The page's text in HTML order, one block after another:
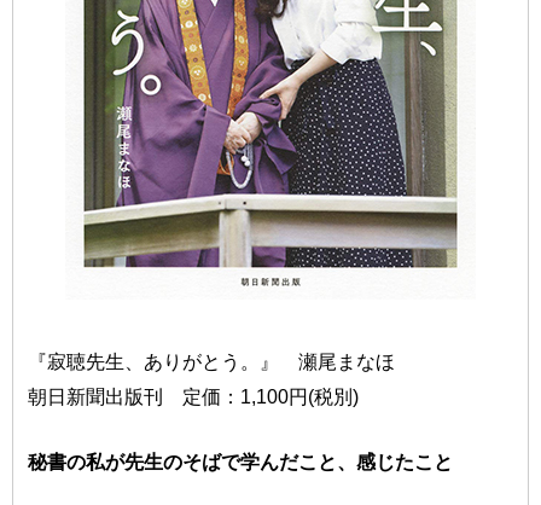
『寂聴先生、ありがとう。』 瀬尾まなほ
朝日新聞出版刊 定価：1,100円(税別)
秘書の私が先生のそばで学んだこと、感じたこと